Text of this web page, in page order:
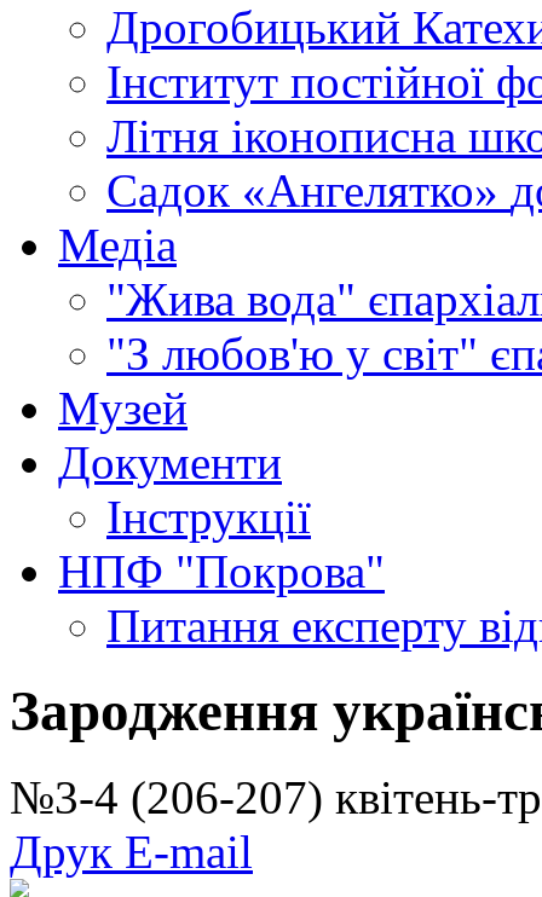
Дрогобицький
Інститут постійної
Літня іконописна
Садок «Ангелятко»
Медіа
"Жива вода"
"З любов'ю у світ"
Музей
Документи
Інструкції
НПФ "Покрова"
Питання експерту
Зародження
№3-4 (206-207) квітень-
Друк E-mail